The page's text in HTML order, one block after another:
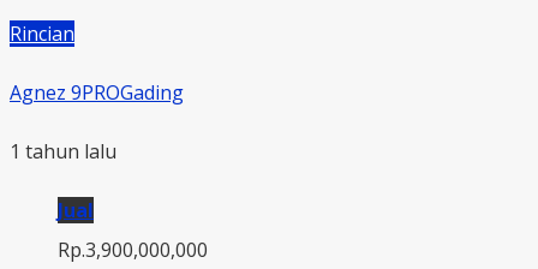
Rincian
Agnez 9PROGading
1 tahun lalu
Jual
Rp.3,900,000,000